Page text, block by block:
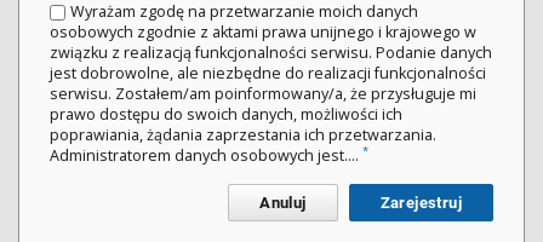
Wyrażam zgodę na przetwarzanie moich danych
osobowych zgodnie z aktami prawa unijnego i krajowego w
związku z realizacją funkcjonalności serwisu. Podanie danych
jest dobrowolne, ale niezbędne do realizacji funkcjonalności
serwisu. Zostałem/am poinformowany/a, że przysługuje mi
prawo dostępu do swoich danych, możliwości ich
poprawiania, żądania zaprzestania ich przetwarzania.
Administratorem danych osobowych jest.... *
Anuluj Zarejestruj